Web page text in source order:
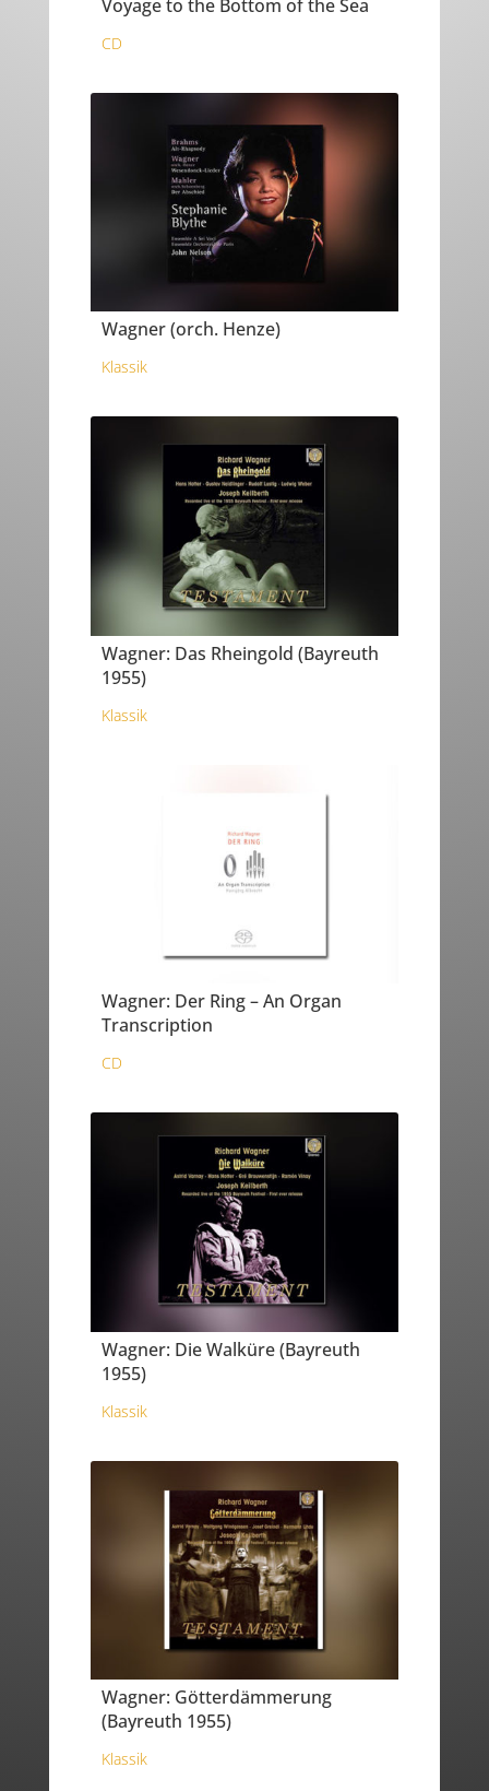
Voyage to the Bottom of the Sea
CD
Wagner (orch. Henze)
Klassik
Wagner: Das Rheingold (Bayreuth
1955)
Klassik
Wagner: Der Ring – An Organ
Transcription
CD
Wagner: Die Walküre (Bayreuth
1955)
Klassik
Wagner: Götterdämmerung
(Bayreuth 1955)
Klassik